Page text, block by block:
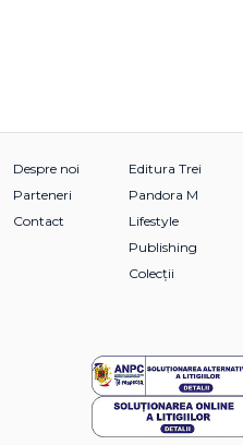
Despre noi
Parteneri
Contact
Editura Trei
Pandora M
Lifestyle
Publishing
Colecții